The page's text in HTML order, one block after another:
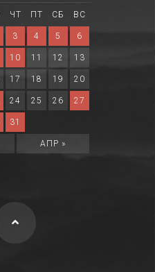
ЧТ ПТ СБ ВС
3 4 5 6
10 11 12 13
17 18 19 20
24 25 26 27
31
АПР »